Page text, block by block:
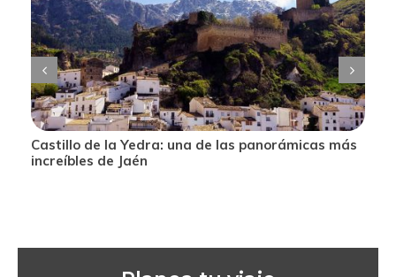
Castillo de la Yedra: una de las panorámicas más
increíbles de Jaén